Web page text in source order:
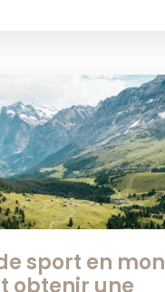
sport en
obtenir une